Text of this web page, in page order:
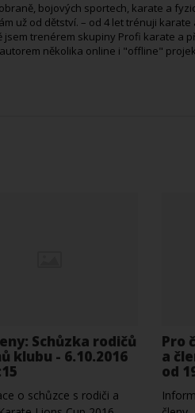
bojových sportech, karate a
už od dětství. – od 4 let trénuji
jsem trenérem skupiny Profi karate a
několika online i "offline"
Schůzka rodičů
klubu - 6.10.2016
o schůzce s rodiči a
Pro
a
od